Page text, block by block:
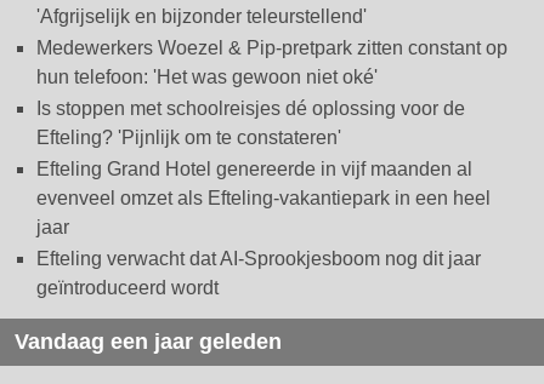
'Afgrijselijk en bijzonder teleurstellend'
Medewerkers Woezel & Pip-pretpark zitten constant op
hun telefoon: 'Het was gewoon niet oké'
Is stoppen met schoolreisjes dé oplossing voor de
Efteling? 'Pijnlijk om te constateren'
Efteling Grand Hotel genereerde in vijf maanden al
evenveel omzet als Efteling-vakantiepark in een heel
jaar
Efteling verwacht dat AI-Sprookjesboom nog dit jaar
geïntroduceerd wordt
Vandaag een jaar geleden